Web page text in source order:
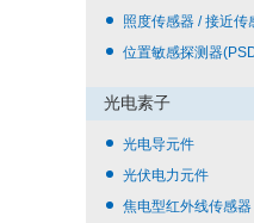
照度传感器 / 接近传
位置敏感探测器
光电素子
光电导元件
光伏电力元件
焦电型红外线传感器